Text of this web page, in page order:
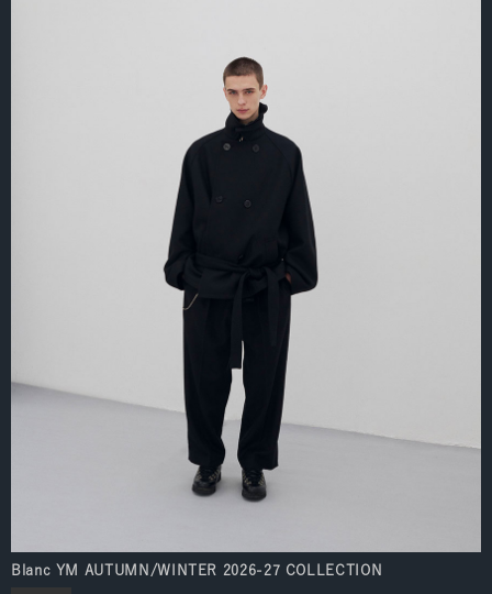
Blanc YM AUTUMN/WINTER 2026-27 COLLECTION